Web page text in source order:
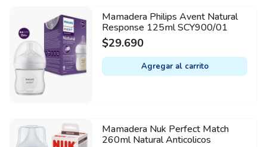
Mamadera Philips Avent Natural
Response 125ml SCY900/01
$29.690
Agregar al carrito
Mamadera Nuk Perfect Match
260ml Natural Anticolicos